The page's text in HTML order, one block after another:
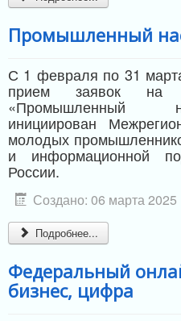
Промышленный
С 1 февраля по 31
прием заявок на
«Промышленный
инициирован
молодых
и информационной
России.
Создано: 06 марта 2025
Подробнее...
Федеральный
бизнес, цифра